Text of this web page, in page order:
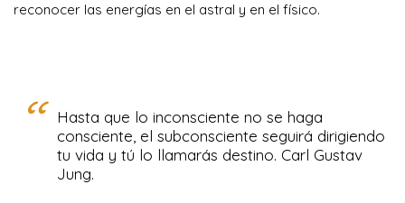
reconocer las energías en el astral y en el físico.
Hasta que lo inconsciente no se haga
consciente, el subconsciente seguirá dirigiendo
tu vida y tú lo llamarás destino. Carl Gustav
Jung.